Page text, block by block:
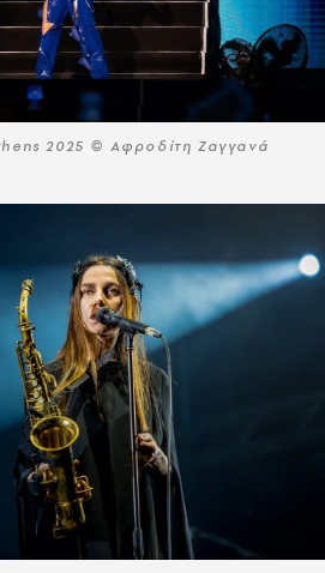
2025 © Αφροδίτη Ζαγγανά